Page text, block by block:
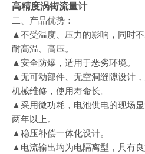
高精度涡街流量计
二、 产品优势：
▲不受温度、压力的影响，同时
耐高温、高压。
▲安全防爆，适用于恶劣环境。
▲无可动部件、无空洞缝隙设计
机械维修，使用寿命长。
▲采用微功耗，电池供电的现场
两年以上。
▲稳压补偿一体化设计。
▲电流输出均为电隔离型，具有良